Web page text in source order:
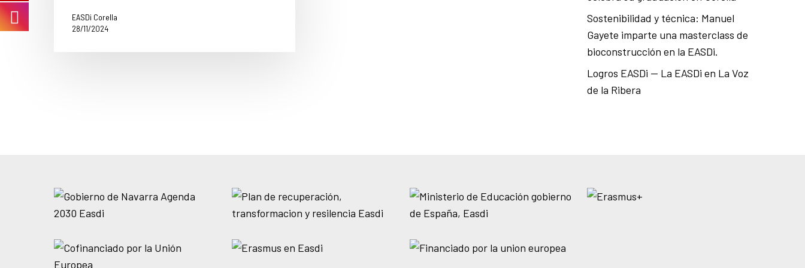
EASDi Corella
28/11/2024
Sostenibilidad y técnica: Manuel
Gayete imparte una masterclass de
bioconstrucción en la EASDi.
Logros EASDi — La EASDi en La Voz
de la Ribera